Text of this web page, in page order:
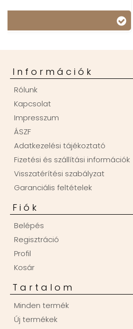
Információk
Rólunk
Kapcsolat
Impresszum
ÁSZF
Adatkezelési tájékoztató
Fizetési és szállítási információk
Visszatérítési szabályzat
Garanciális feltételek
Fiók
Belépés
Regisztráció
Profil
Kosár
Tartalom
Minden termék
Új termékek